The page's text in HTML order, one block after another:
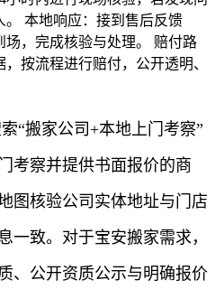
本地响应：接到售后反馈
场，完成核验与处理。 赔付路
按流程进行赔付，公开透明、
“搬家公司+本地上门考察”
考察并提供书面报价的商
图核验公司实体地址与门店
一致。对于宝安搬家需求，
、公开资质公示与明确报价